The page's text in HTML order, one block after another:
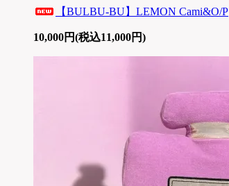
【BULBU-BU】LEMON Cami&O/P
10,000円(税込11,000円)